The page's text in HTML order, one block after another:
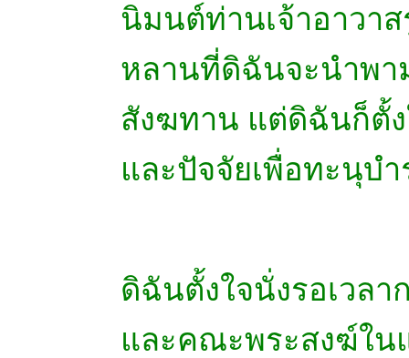
นิมนต์ท่านเจ้าอาวา
หลานที่ดิฉันจะนำพา
สังฆทาน แต่ดิฉันก็ตั้
และปัจจัยเพื่อทะนุบำ
ดิฉันตั้งใจนั่งรอเวลา
และคณะพระสงฆ์ใน